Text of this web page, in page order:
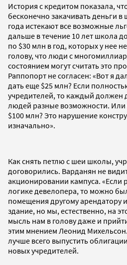
История с кредитом показала,
бесконечно закачивать деньги
года истекают все возможные
дальше в течение 10 лет школа
по $30 млн в год, которых у нее
голову, что люди с
состоянием могут считать это
Раппопорт не согласен: «Вот я
дать еще $25 млн? Если
учредителей, то каждый должен
людей разные возможности. Или
$100 млн? Это нарушение
изначально».
Как снять петлю с шеи школы,
договорились. Варданян не
акционировании кампуса. «Если
логике девелопера, то можно
помещения другому арендатору
здание, но мы, естественно, на
мысль нам в голову даже и
этим мнением Леонид
лучше всего выпустить
новых учредителей.